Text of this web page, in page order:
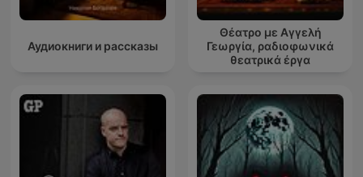
Аудиокниги и рассказы
Θέατρο με Αγγελή
Γεωργία, ραδιοφωνικά
θεατρικά έργα